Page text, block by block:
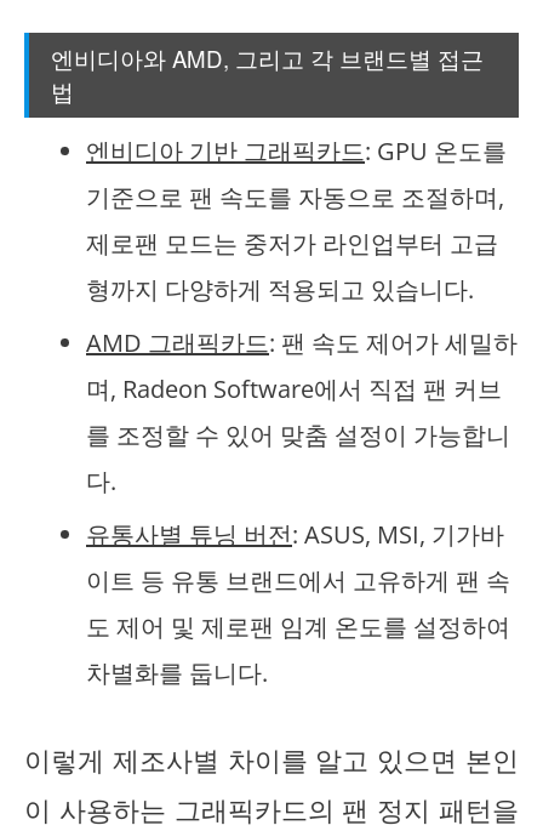
엔비디아와 AMD, 그리고 각 브랜드별 접근
법
엔비디아 기반 그래픽카드: GPU 온도를
기준으로 팬 속도를 자동으로 조절하며,
제로팬 모드는 중저가 라인업부터 고급
형까지 다양하게 적용되고 있습니다.
AMD 그래픽카드: 팬 속도 제어가 세밀하
며, Radeon Software에서 직접 팬 커브
를 조정할 수 있어 맞춤 설정이 가능합니
다.
유통사별 튜닝 버전: ASUS, MSI, 기가바
이트 등 유통 브랜드에서 고유하게 팬 속
도 제어 및 제로팬 임계 온도를 설정하여
차별화를 둡니다.
이렇게 제조사별 차이를 알고 있으면 본인
이 사용하는 그래픽카드의 팬 정지 패턴을